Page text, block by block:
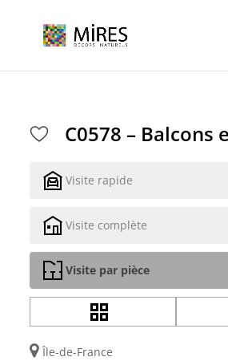
C0578 – Balcons
Visite rapide
Visite complète
Visite par pièce
Île-de-France